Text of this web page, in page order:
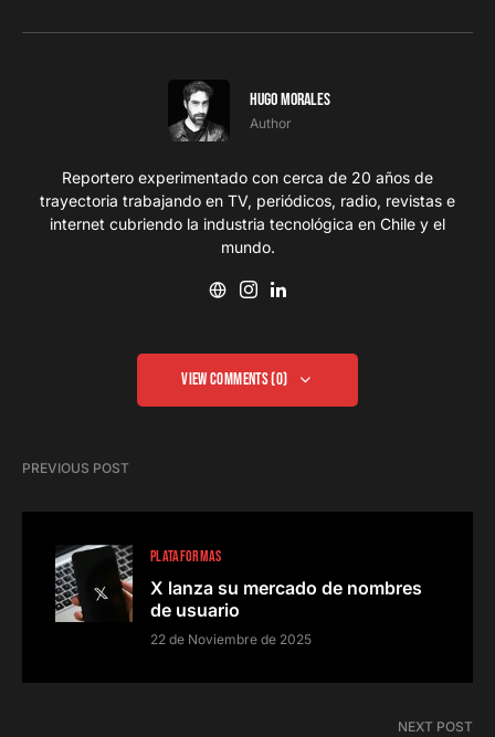
Hugo Morales
Author
Reportero experimentado con cerca de 20 años de
trayectoria trabajando en TV, periódicos, radio, revistas e
internet cubriendo la industria tecnológica en Chile y el
mundo.
View Comments (0)
PREVIOUS POST
PLATAFORMAS
X lanza su mercado de nombres
de usuario
22 de Noviembre de 2025
NEXT POST